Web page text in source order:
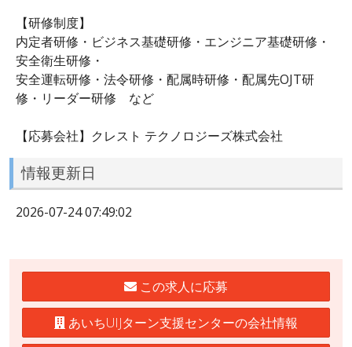
【研修制度】
内定者研修・ビジネス基礎研修・エンジニア基礎研修・
安全衛生研修・
安全運転研修・法令研修・配属時研修・配属先OJT研
修・リーダー研修 など
【応募会社】クレスト テクノロジーズ株式会社
情報更新日
2026-07-24 07:49:02
この求人に応募
あいちUIJターン支援センターの会社情報